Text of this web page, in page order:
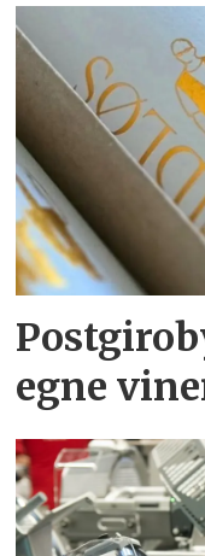
egne